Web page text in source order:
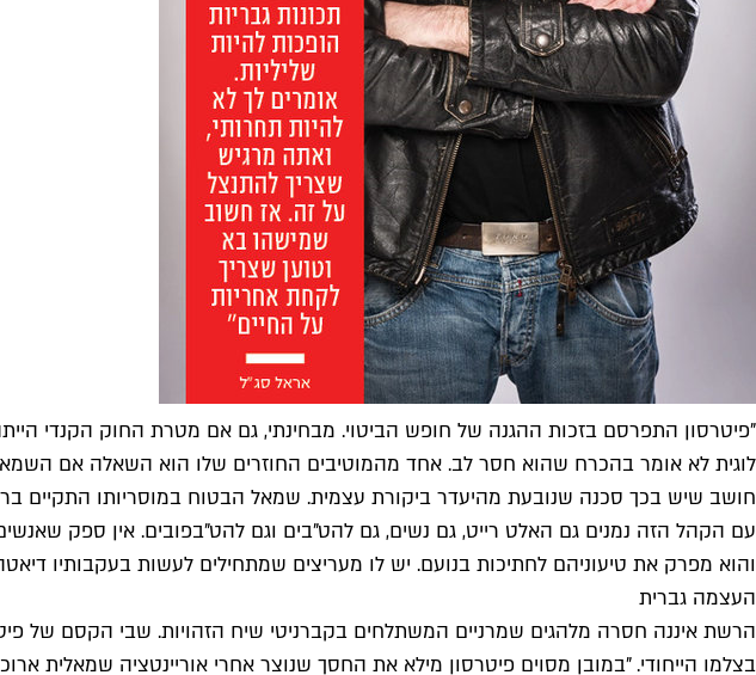
"פיטרסון התפרסם בזכות ההגנה של חופש הביטוי. מבחינתי, גם אם מטרת החוק הקנדי
לוגית לא אומר בהכרח שהוא חסר לב. אחד מהמוטיבים החוזרים שלו הוא השאלה אם
חושב שיש בכך סכנה שנובעת מהיעדר ביקורת עצמית. שמאל הבטוח במוסריותו התקיים
עם הקהל הזה נמנים גם האלט רייט, גם נשים, גם להט"בים וגם להט"בפובים. אין ספק
והוא מפרק את טיעוניהם לחתיכות בנועם. יש לו מעריצים שמתחילים לעשות בעקבותיו
העצמה גברית
הרשת איננה חסרה מלהגים שמרניים המשתלחים בקברניטי שיח הזהויות. שבי הקסם של